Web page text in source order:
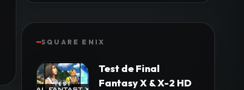
SQUARE ENIX
Test de Final
Fantasy X & X-2 HD